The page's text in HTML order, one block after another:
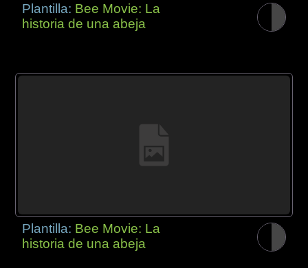
Plantilla: Bee Movie: La
historia de una abeja
Plantilla: Bee Movie: La
historia de una abeja